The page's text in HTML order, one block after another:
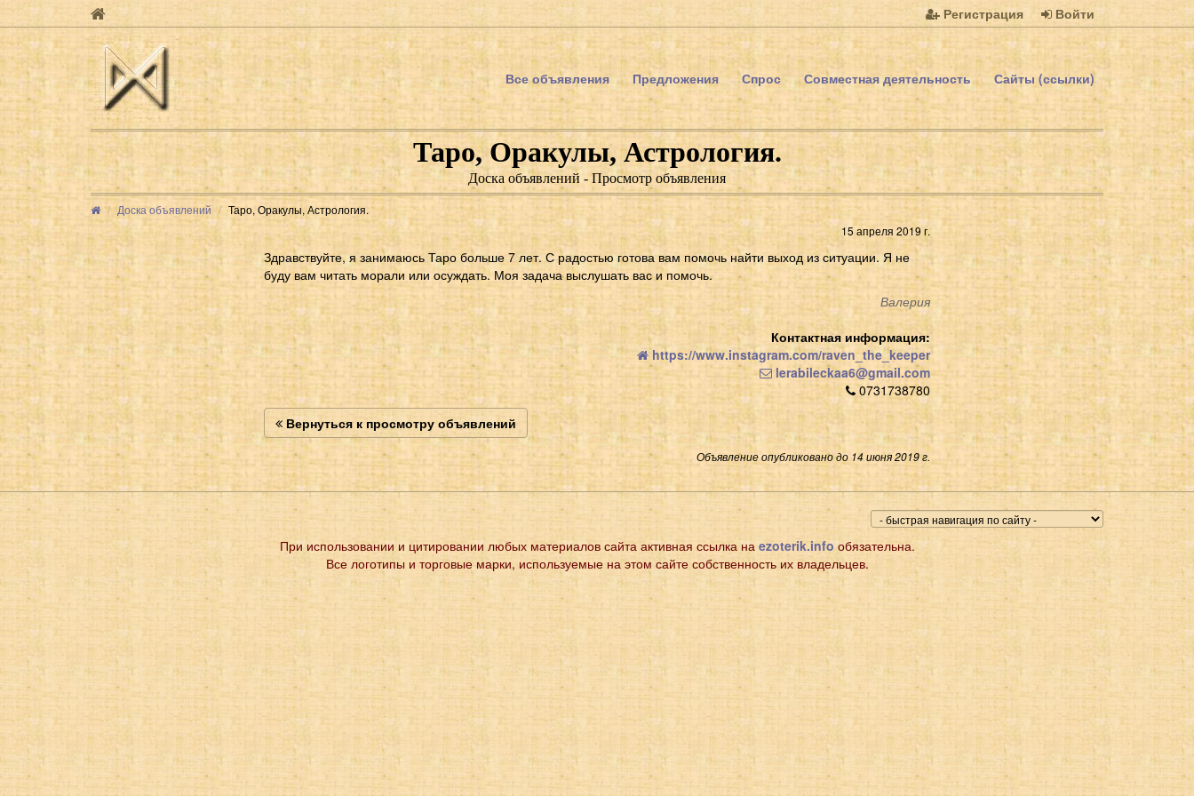
Регистрация Войти
Все объявления Предложения Спрос Совместная деятельность Сайты (ссылки)
Таро, Оракулы, Астрология.
Доска объявлений - Просмотр объявления
Доска объявлений
Таро, Оракулы, Астрология.
15 апреля 2019 г.
Здравствуйте, я занимаюсь Таро больше 7 лет. С радостью готова вам помочь найти выход из ситуации. Я не
буду вам читать морали или осуждать. Моя задача выслушать вас и помочь.
Валерия
Контактная информация:
https://www.instagram.com/raven_the_keeper
lerabileckaa6@gmail.com
0731738780
Вернуться к просмотру объявлений
Объявление опубликовано до 14 июня 2019 г.
При использовании и цитировании любых материалов сайта активная ссылка на ezoterik.infoобязательна.
Все логотипы и торговые марки, используемые на этом сайте собственность их владельцев.